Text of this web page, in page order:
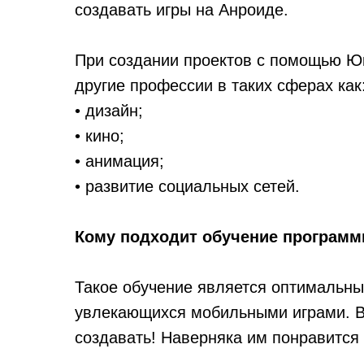
создавать игры на Анроиде.
При создании проектов с помощью
другие профессии в таких сферах как:
• дизайн;
• кино;
• анимация;
• развитие социальных сетей.
Кому подходит обучение
Такое обучение является
увлекающихся мобильными играми.
создавать! Наверняка им